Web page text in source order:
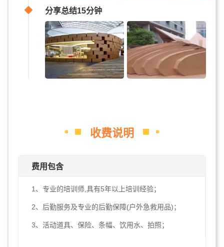
分享总结15分钟
收费说明
费用包含
1、专业的培训师,具有5年以上培训经验；
2、后勤服务及专业的后勤保障(户外急救用品)；
3、活动道具、保险、条幅、饮用水、拍照；